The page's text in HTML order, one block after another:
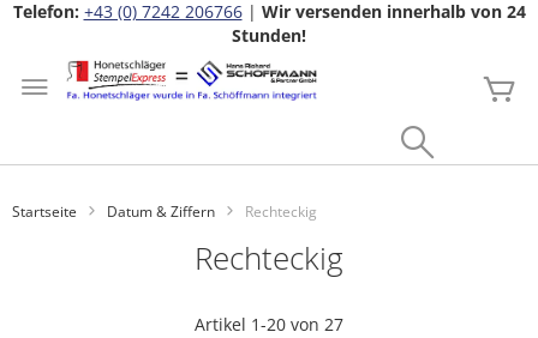
Telefon: +43 (0) 7242 206766| Wir versenden innerhalb von 24
Stunden!
Zum
Inhalt
springen
Startseite Datum & Ziffern Rechteckig
Rechteckig
Artikel 1-20 von 27